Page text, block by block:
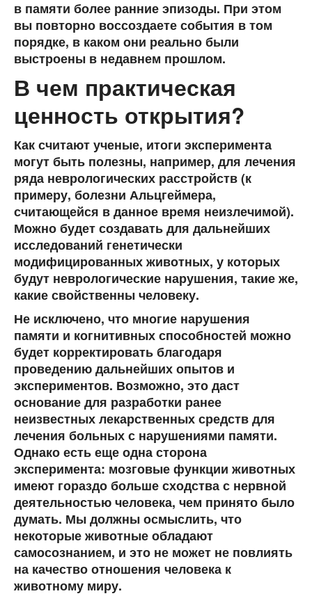
в памяти более ранние эпизоды. При этом
вы повторно воссоздаете события в том
порядке, в каком они реально были
выстроены в недавнем прошлом.
В чем практическая
ценность открытия?
Как считают ученые, итоги эксперимента
могут быть полезны, например, для лечения
ряда неврологических расстройств (к
примеру, болезни Альцгеймера,
считающейся в данное время неизлечимой).
Можно будет создавать для дальнейших
исследований генетически
модифицированных животных, у которых
будут неврологические нарушения, такие же,
какие свойственны человеку.
Не исключено, что многие нарушения
памяти и когнитивных способностей можно
будет корректировать благодаря
проведению дальнейших опытов и
экспериментов. Возможно, это даст
основание для разработки ранее
неизвестных лекарственных средств для
лечения больных с нарушениями памяти.
Однако есть еще одна сторона
эксперимента: мозговые функции животных
имеют гораздо больше сходства с нервной
деятельностью человека, чем принято было
думать. Мы должны осмыслить, что
некоторые животные обладают
самосознанием, и это не может не повлиять
на качество отношения человека к
животному миру.